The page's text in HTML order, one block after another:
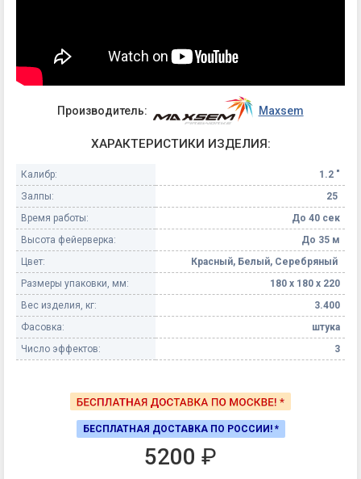
Производитель: Maxsem
ХАРАКТЕРИСТИКИ ИЗДЕЛИЯ:
Калибр:
1.2 "
Залпы:
25
Время работы:
До 40 сек
Высота фейерверка:
До 35 м
Цвет:
Красный, Белый, Серебряный
Размеры упаковки, мм:
180 х 180 х 220
Вес изделия, кг:
3.400
Фасовка:
штука
Число эффектов:
3
БЕСПЛАТНАЯ ДОСТАВКА ПО РОССИИ! *
5200 ₽